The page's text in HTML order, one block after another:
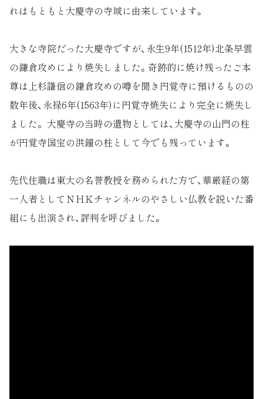
れはもともと大慶寺の寺域に由来しています。
大きな寺院だった大慶寺ですが、永生9年(1512年)北条早雲
の鎌倉攻めにより焼失しました。奇跡的に焼け残ったご本
尊は上杉謙信の鎌倉攻めの噂を聞き円覚寺に預けるものの
数年後、永禄6年(1563年)に円覚寺焼失により完全に焼失し
ました。 大慶寺の当時の遺物としては、大慶寺の山門の柱
が円覚寺国宝の洪鐘の柱として今でも残っています。
先代住職は東大の名誉教授を務められた方で、華厳経の第
一人者としてＮＨＫチャンネルのやさしい仏教を説いた番
組にも出演され、評判を呼びました。